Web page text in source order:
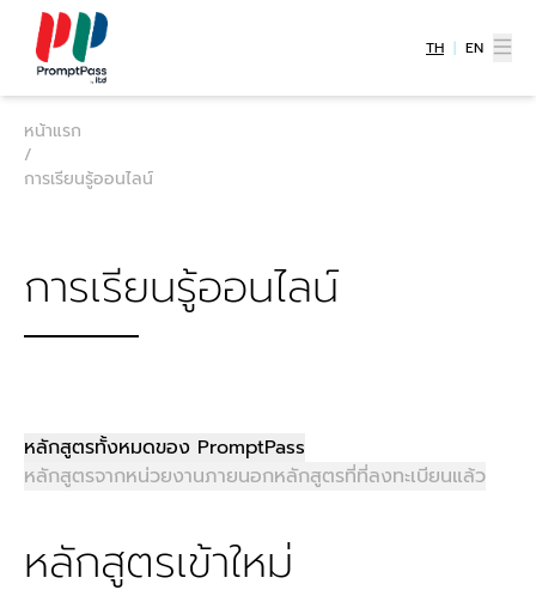
TH | EN
หน้าแรก
/
การเรียนรู้ออนไลน์
การเรียนรู้ออนไลน์
หลักสูตรทั้งหมดของ PromptPass
หลักสูตรจากหน่วยงานภายนอกหลักสูตรที่ที่ลงทะเบียนแล้ว
หลักสูตรเข้าใหม่
การสร้าง Branding for Food
Business
คอร์ส การสร้าง Branding for Food
การสร้างแบรนด์ในธุรกิจอาหาร รายละเอียด เจาะ
ลึกกลยุทธ์การสร้างแบรนด์สำหรับธุรกิจอาหาร
(Food Business) ในยุคที่แค่คำว่า "อร่อย" ไม่
เพื่อยกระดับธุรกิจของคุณให้โดดเด่น เข้าไปตอบ
สนองความคาดหวังทางความรู้สึกของผู้บริโภค
และกลายเป็นแบรนด์ที่ไม่มีใครสามารถมาทดแทน
ใช้ได้กับธุรกิจร้านอาหารได้ บทเรียน แนะนำตัวผู้
สอน บทที่ 1 - ความแตกต่างระหว่าง Brand กับ
ศรี